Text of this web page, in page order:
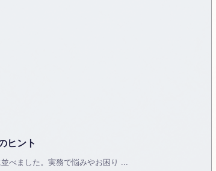
ヒント
べました。実務で悩みやお困り ...